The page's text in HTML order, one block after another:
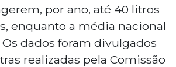
por ano, até 40 litros
enquanto a média nacional
Os dados foram divulgados
realizadas pela Comissão